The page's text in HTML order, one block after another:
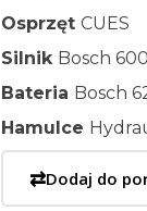
Osprzęt CUES
Silnik Bosch
Bateria Bosch
Hamulce
⇄Dodaj do